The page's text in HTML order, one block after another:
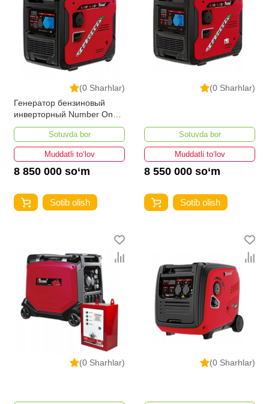
(0 Sharhlar)
Генератор бензиновый
инверторный Number One
NIG8000-iS-PRO
Sotuvda bor
Muddatli to‘lov
8 850 000 so‘m
Sotib olish
(0 Sharhlar)
Sotuvda bor
Muddatli to‘lov
8 550 000 so‘m
Sotib olish
(0 Sharhlar) (0 Sharhlar)